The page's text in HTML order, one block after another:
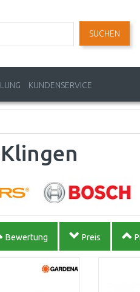
SUCHEN
KUNDENSERVICE
Bewertung Preis